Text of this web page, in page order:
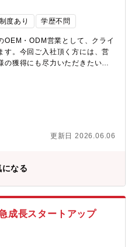
ます・ご自身の課題設定力、
多さなど、営業としての「ス
成】SEEDS COMPANYは現
は20～30代の約25名のメンバ
ていた方や生命保険の営業をさ
れていたから等多岐にわたる
れるよう、職種横断のシャッフ
重要なイベントごとでは、必ず
を大切にしています。（月1回
い、チームで助け合う文化が根
ることが期待されています。■
3,000社以上の支援実績がある
の大型資金調達により、積極
れる勢いのある環境。■ 求める
ピード感を持って行動できる
て主体的に動ける方・「コト
接同社のAI面接は、立ち上げ
に至るまでに5年ほどかかるケ
型AIであることによる「会話の
会話の流れに応じて質問を柔軟
ては勝率が非常に高く、シェ
ョンを確立しています。また、
、面接という、人が対応するこ
業務そのものを不要にし、新た
プレAIロープレ市場では営業
い中、PeopleXは職種を限定せ
を外注・代替できる点が強みで
度あり 学歴不問
OEM・ODM営業として、クライ
す。今回ご入社頂く方には、営
の獲得にも尽力いただきたいと
立案してください。◆社内のデ
っかり入り込み、スタイル画や
。■業務詳細・当社デザイナーと
様への提案・商談・中国にある
場の視察のため、年2回ほど中
ムな職場環境です。元気な方が
来るような雰囲気が自慢です。■
人ひとりの頑張りを正当に評価
あげた社員にはインセンティブ
ーダーシップを発揮できる方
ションに登用。実際に、30代で
同ポジションについて当社では
っているため、デザイナーや
更新日 2026.06.06
になる
成長スタートアップ